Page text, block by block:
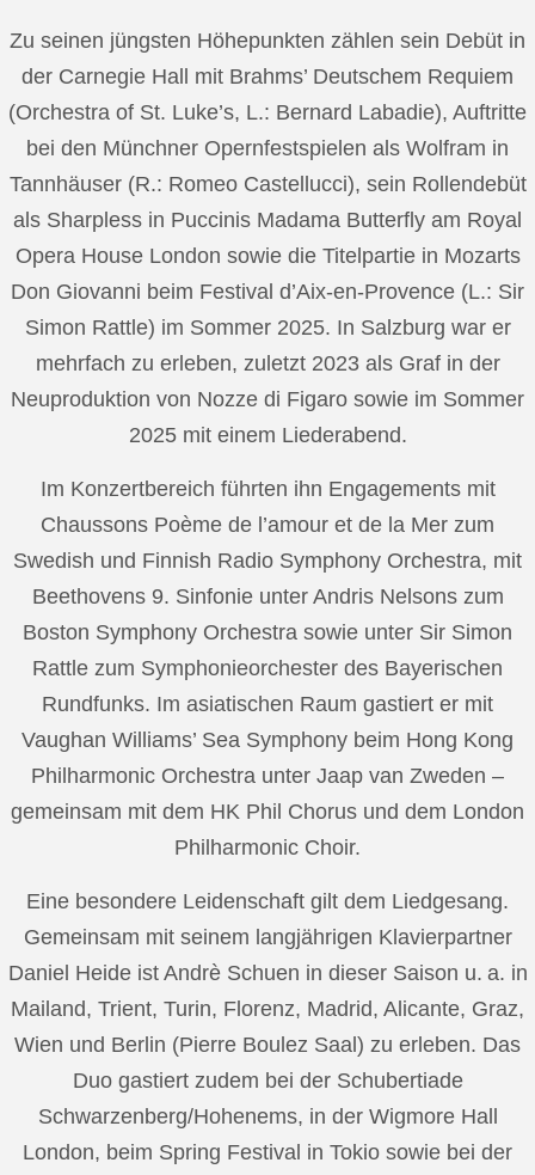
Zu seinen jüngsten Höhepunkten zählen sein Debüt in
der Carnegie Hall mit Brahms’ Deutschem Requiem
(Orchestra of St. Luke’s, L.: Bernard Labadie), Auftritte
bei den Münchner Opernfestspielen als Wolfram in
Tannhäuser (R.: Romeo Castellucci), sein Rollendebüt
als Sharpless in Puccinis Madama Butterfly am Royal
Opera House London sowie die Titelpartie in Mozarts
Don Giovanni beim Festival d’Aix-en-Provence (L.: Sir
Simon Rattle) im Sommer 2025. In Salzburg war er
mehrfach zu erleben, zuletzt 2023 als Graf in der
Neuproduktion von Nozze di Figaro sowie im Sommer
2025 mit einem Liederabend.
Im Konzertbereich führten ihn Engagements mit
Chaussons Poème de l’amour et de la Mer zum
Swedish und Finnish Radio Symphony Orchestra, mit
Beethovens 9. Sinfonie unter Andris Nelsons zum
Boston Symphony Orchestra sowie unter Sir Simon
Rattle zum Symphonieorchester des Bayerischen
Rundfunks. Im asiatischen Raum gastiert er mit
Vaughan Williams’ Sea Symphony beim Hong Kong
Philharmonic Orchestra unter Jaap van Zweden –
gemeinsam mit dem HK Phil Chorus und dem London
Philharmonic Choir.
Eine besondere Leidenschaft gilt dem Liedgesang.
Gemeinsam mit seinem langjährigen Klavierpartner
Daniel Heide ist Andrè Schuen in dieser Saison u. a. in
Mailand, Trient, Turin, Florenz, Madrid, Alicante, Graz,
Wien und Berlin (Pierre Boulez Saal) zu erleben. Das
Duo gastiert zudem bei der Schubertiade
Schwarzenberg/Hohenems, in der Wigmore Hall
London, beim Spring Festival in Tokio sowie bei der